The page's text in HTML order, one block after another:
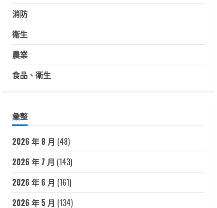
消防
衛生
農業
食品、衛生
彙整
2026 年 8 月 (48)
2026 年 7 月 (143)
2026 年 6 月 (161)
2026 年 5 月 (134)